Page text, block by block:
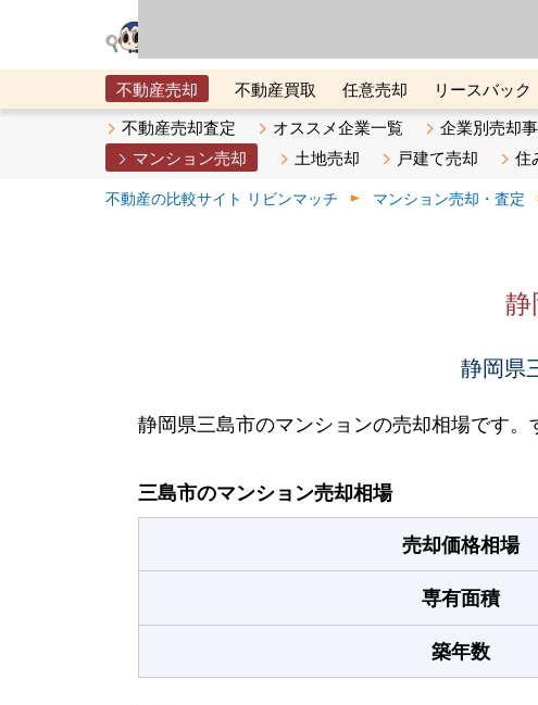
不動産売却 不動産買取 任意売却 リースバック
メタ住宅展示場
ベスト不動産カンパニー オンライン
不動産売却査定 オススメ企業一覧 企業別売却
マンション売却
土地売却 戸建て売却 住
不動産の比較サイト リビンマッチ マンション売却・査定
静岡県
静岡県三島市のマンションの売却相場です。
三島市のマンション売却相場
売却価格相場
専有面積
築年数